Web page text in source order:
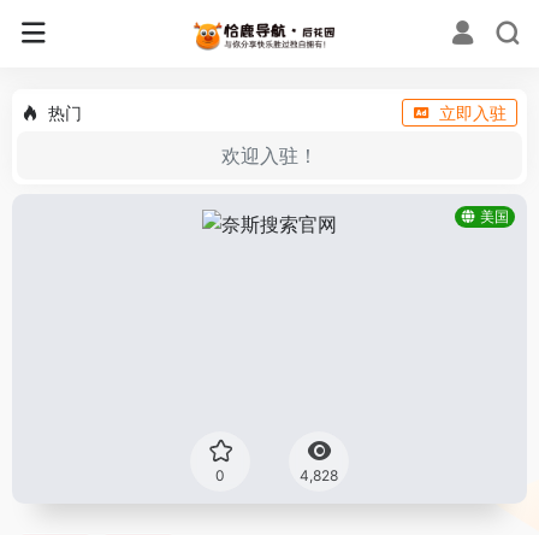
热门 立即入驻
欢迎入驻！
美国
0 4,828